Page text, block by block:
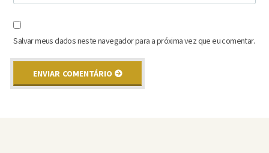
Salvar meus dados neste navegador para a próxima vez que eu comentar.